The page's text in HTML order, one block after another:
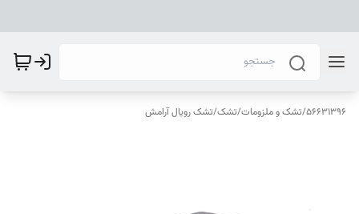
56631396
/تشک و ملزومات/تشک/تشک رویال آرامش